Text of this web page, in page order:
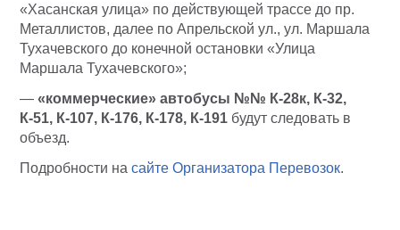
«Хасанская улица» по действующей трассе до пр.
Металлистов, далее по Апрельской ул., ул. Маршала
Тухачевского до конечной остановки «Улица
Маршала Тухачевского»;
— «коммерческие» автобусы №№ К-28к, К-32,
К-51, К-107, К-176, К-178, К-191 будут следовать в
объезд.
Подробности на сайте Организатора Перевозок.